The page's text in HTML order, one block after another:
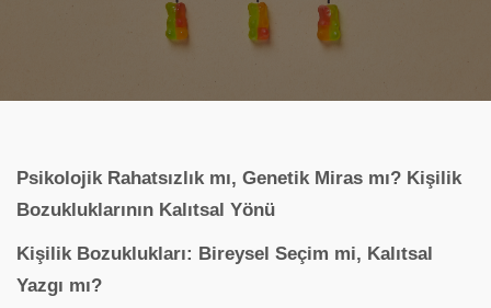
Psikolojik Rahatsızlık mı, Genetik Miras mı? Kişilik
Bozukluklarının Kalıtsal Yönü
Kişilik Bozuklukları: Bireysel Seçim mi, Kalıtsal
Yazgı mı?